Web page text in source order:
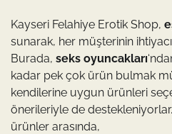
Kayseri Felahiye Erotik Shop,
sunarak, her müşterinin
Burada, seks oyuncakları
kadar pek çok ürün bulmak
kendilerine uygun ürünleri
önerileriyle de
ürünler arasında,